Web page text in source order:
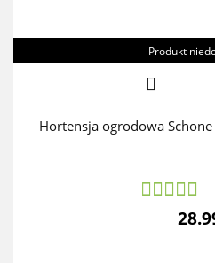
Produkt
Hortensja ogrodowa